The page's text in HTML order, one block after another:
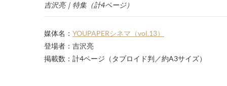
吉沢亮｜特集（計4ページ）
媒体名： YOUPAPERシネマ（vol.13）
登場者：吉沢亮
掲載数：計4ページ（タブロイド判／約A3サイズ）